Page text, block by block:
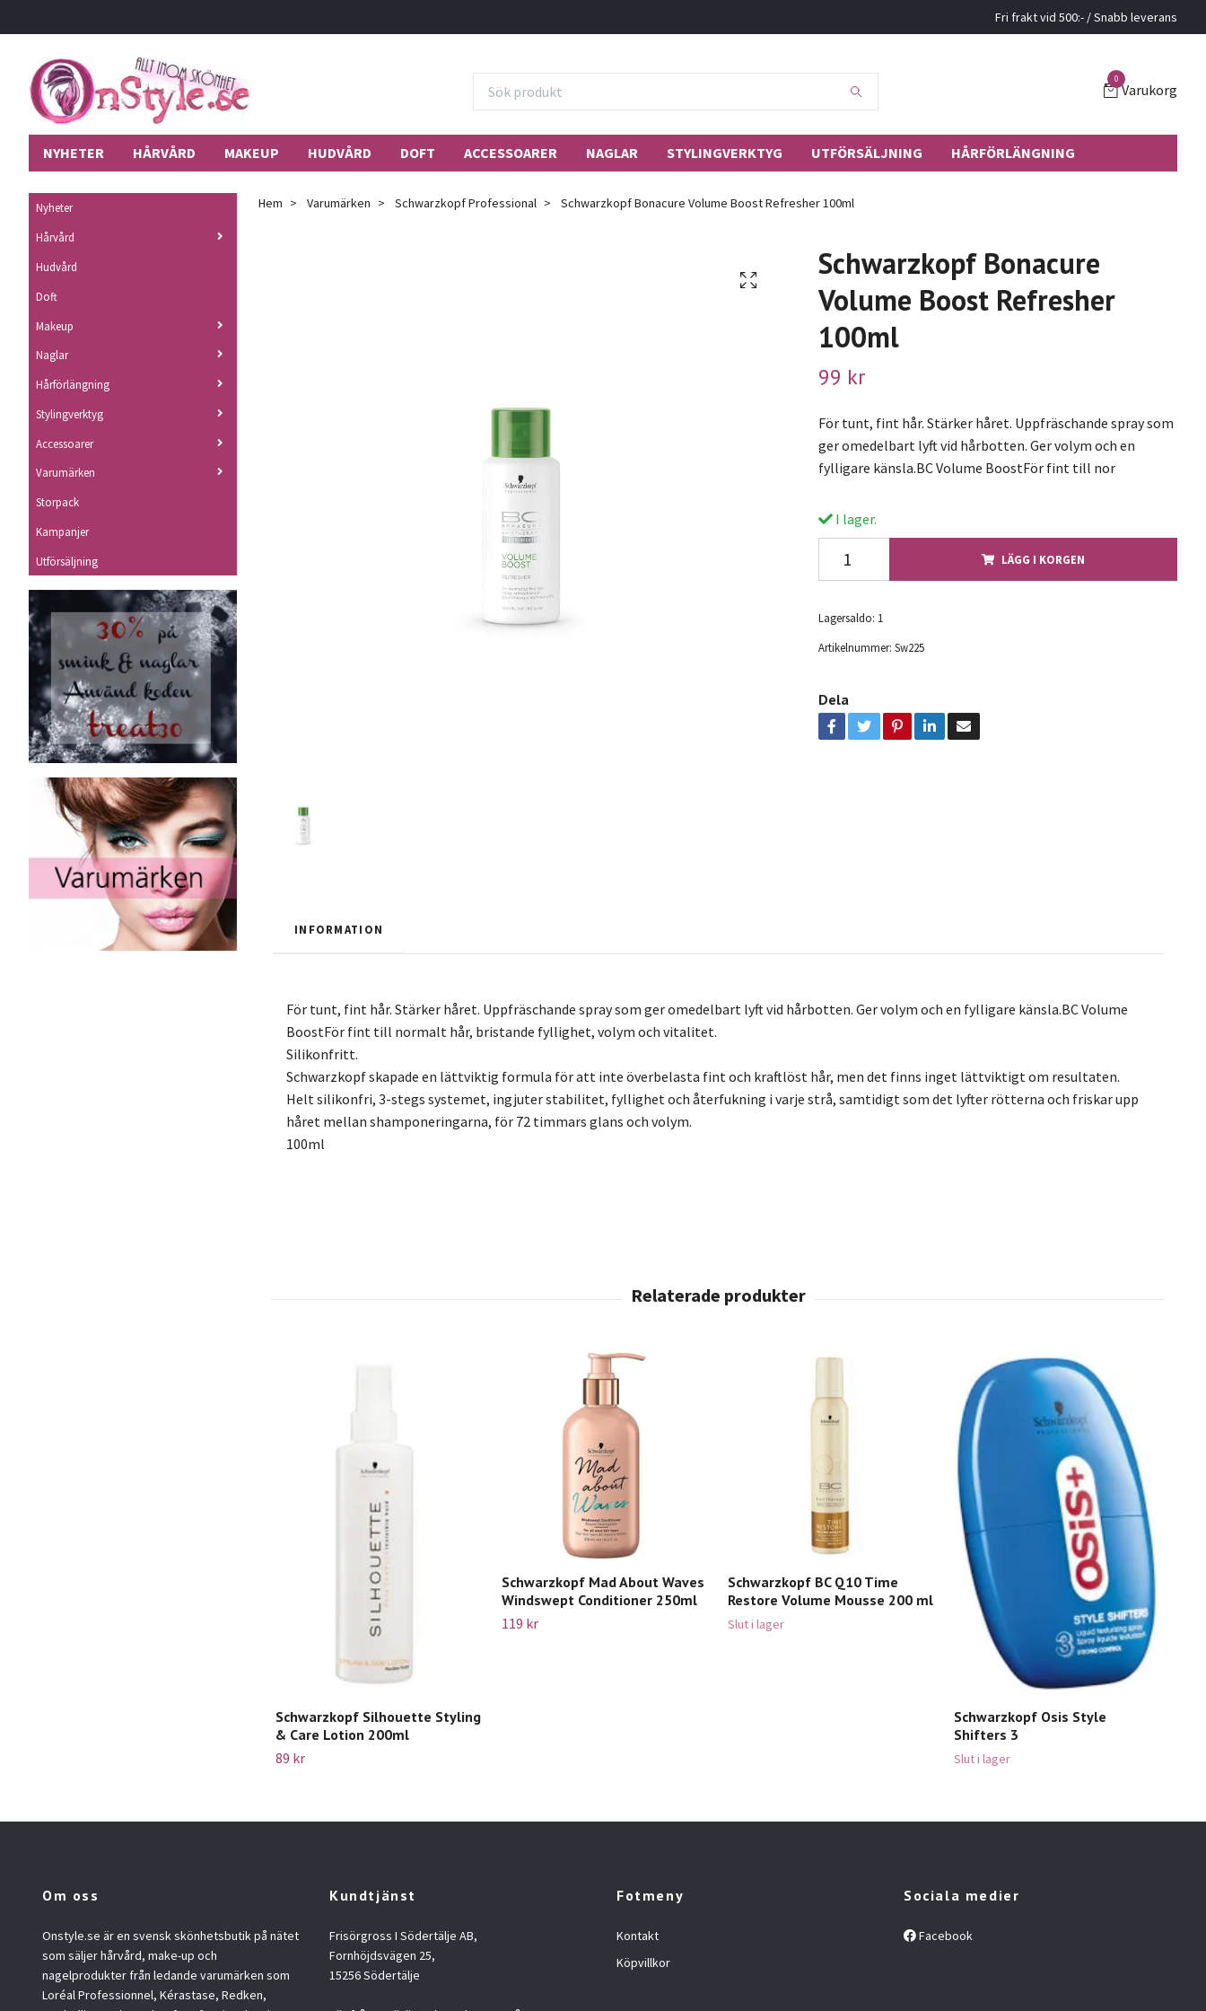
Fri frakt vid 500:- / Snabb leverans
0
Varukorg
NYHETER HÅRVÅRD MAKEUP HUDVÅRD DOFT ACCESSOARER NAGLAR STYLINGVERKTYG UTFÖRSÄLJNING HÅRFÖRLÄNGNING
Nyheter
Hårvård
Hudvård
Doft
Makeup
Naglar
Hårförlängning
Stylingverktyg
Accessoarer
Varumärken
Storpack
Kampanjer
Utförsäljning
Hem Varumärken Schwarzkopf Professional Schwarzkopf Bonacure Volume Boost Refresher 100ml
Schwarzkopf Bonacure
Volume Boost Refresher
100ml
99 kr
För tunt, fint hår. Stärker håret. Uppfräschande spray som
ger omedelbart lyft vid hårbotten. Ger volym och en
fylligare känsla.BC Volume BoostFör fint till nor
I lager.
LÄGG I KORGEN
Lagersaldo: 1
Artikelnummer: Sw225
Dela
INFORMATION
För tunt, fint hår. Stärker håret. Uppfräschande spray som ger omedelbart lyft vid hårbotten. Ger volym och en fylligare känsla.BC Volume
BoostFör fint till normalt hår, bristande fyllighet, volym och vitalitet.
Silikonfritt.
Schwarzkopf skapade en lättviktig formula för att inte överbelasta fint och kraftlöst hår, men det finns inget lättviktigt om resultaten.
Helt silikonfri, 3-stegs systemet, ingjuter stabilitet, fyllighet och återfukning i varje strå, samtidigt som det lyfter rötterna och friskar upp
håret mellan shamponeringarna, för 72 timmars glans och volym.
100ml
Schwarzkopf Silhouette Styling
& Care Lotion 200ml
89 kr
Schwarzkopf Mad About Waves
Windswept Conditioner 250ml
119 kr
Schwarzkopf BC Q10 Time
Restore Volume Mousse 200 ml
Slut i lager
Schwarzkopf Osis Style
Shifters 3
Slut i lager
Om oss
Onstyle.se är en svensk skönhetsbutik på nätet
som säljer hårvård, make-up och
nagelprodukter från ledande varumärken som
Loréal Professionnel, Kérastase, Redken,
Kundtjänst
Frisörgross I Södertälje AB,
Fornhöjdsvägen 25,
15256 Södertälje
Fotmeny
Kontakt
Köpvillkor
Sociala medier
Facebook